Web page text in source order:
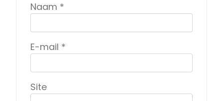
Naam *
E-mail *
Site